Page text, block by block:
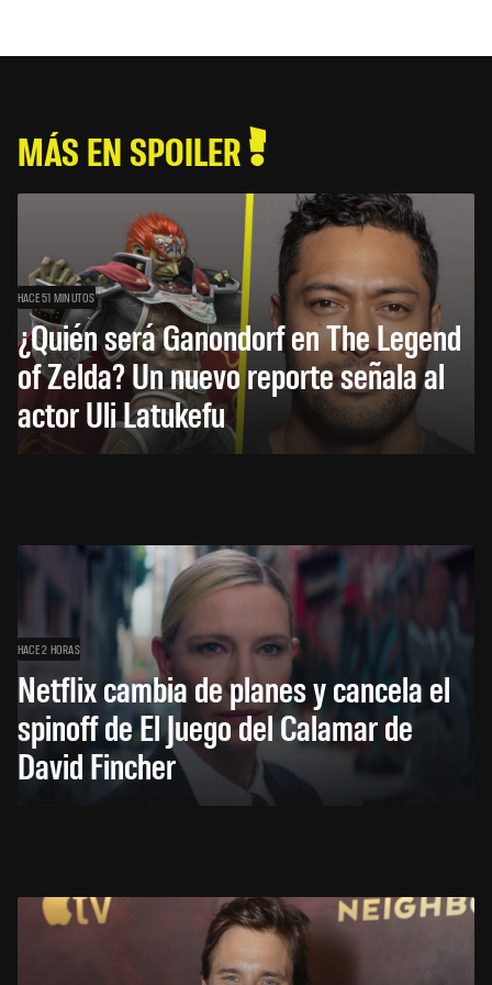
MÁS EN SPOILER
HACE 51 MINUTOS
¿Quién será Ganondorf en The Legend
of Zelda? Un nuevo reporte señala al
actor Uli Latukefu
HACE 2 HORAS
Netflix cambia de planes y cancela el
spinoff de El Juego del Calamar de
David Fincher